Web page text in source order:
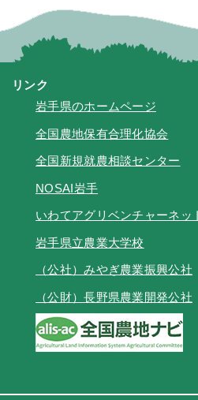
リンク
岩手県のホームページ
全国農地保有合理化協会
全国新規就農相談センター
NOSAI岩手
いわてアグリベンチャーネッ
岩手県立農業大学校
（公社）みやぎ農業振興公社
（公財）長野県農業開発公社